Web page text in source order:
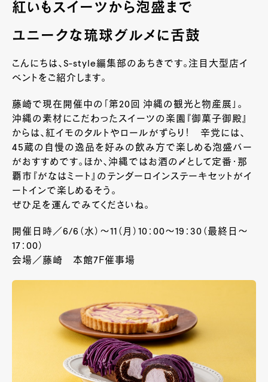
紅いもスイーツから泡盛まで
ユニークな琉球グルメに舌鼓
こんにちは、S-style編集部のあちきです。注目大型店イ
ベントをご紹介します。
藤崎で現在開催中の「第20回 沖縄の観光と物産展」。
沖縄の素材にこだわったスイーツの楽園『御菓子御殿』
からは、紅イモのタルトやロールがずらり！ 辛党には、
45蔵の自慢の逸品を好みの飲み方で楽しめる泡盛バー
がおすすめです。ほか、沖縄ではお酒の〆として定番・那
覇市『がなはミート』のテンダーロインステーキセットがイ
ートインで楽しめるそう。
ぜひ足を運んでみてくださいね。
開催日時／6/6（水）～11 （月） 10 ： 00～19 ： 30 （最終日～
17 ： 00）
会場／藤崎 本館7Ｆ催事場